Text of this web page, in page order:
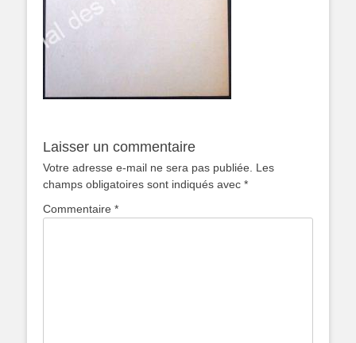
Laisser un commentaire
Votre adresse e-mail ne sera pas publiée.
Les
champs obligatoires sont indiqués avec *
Commentaire *